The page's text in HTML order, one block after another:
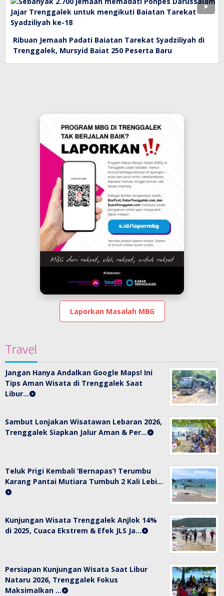
Ribuan Jemaah Padati Baiatan Tarekat Syadziliyah di
Trenggalek, Mursyid Baiat 250 Peserta Baru
Laporkan Masalah MBG
Travel
Jangan Hanya Andalkan Google Maps! Ini
Tips Aman Wisata di Trenggalek Saat
Libur…
Sambut Lonjakan Wisatawan Lebaran 2026,
Trenggalek Siapkan Jalur Aman & Per…
Teluk Prigi Kembali ‘Bernapas’! Terumbu
Karang Pantai Mutiara Tumbuh 2 Kali Lebi…
Kunjungan Wisata Trenggalek Anjlok 14%
di 2025, Cuaca Ekstrem & Efek JLS Ja…
Persiapan Kunjungan Wisata Saat Libur
Nataru 2026, Trenggalek Fokus
Maksimalkan …